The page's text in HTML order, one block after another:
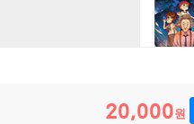
20,000원